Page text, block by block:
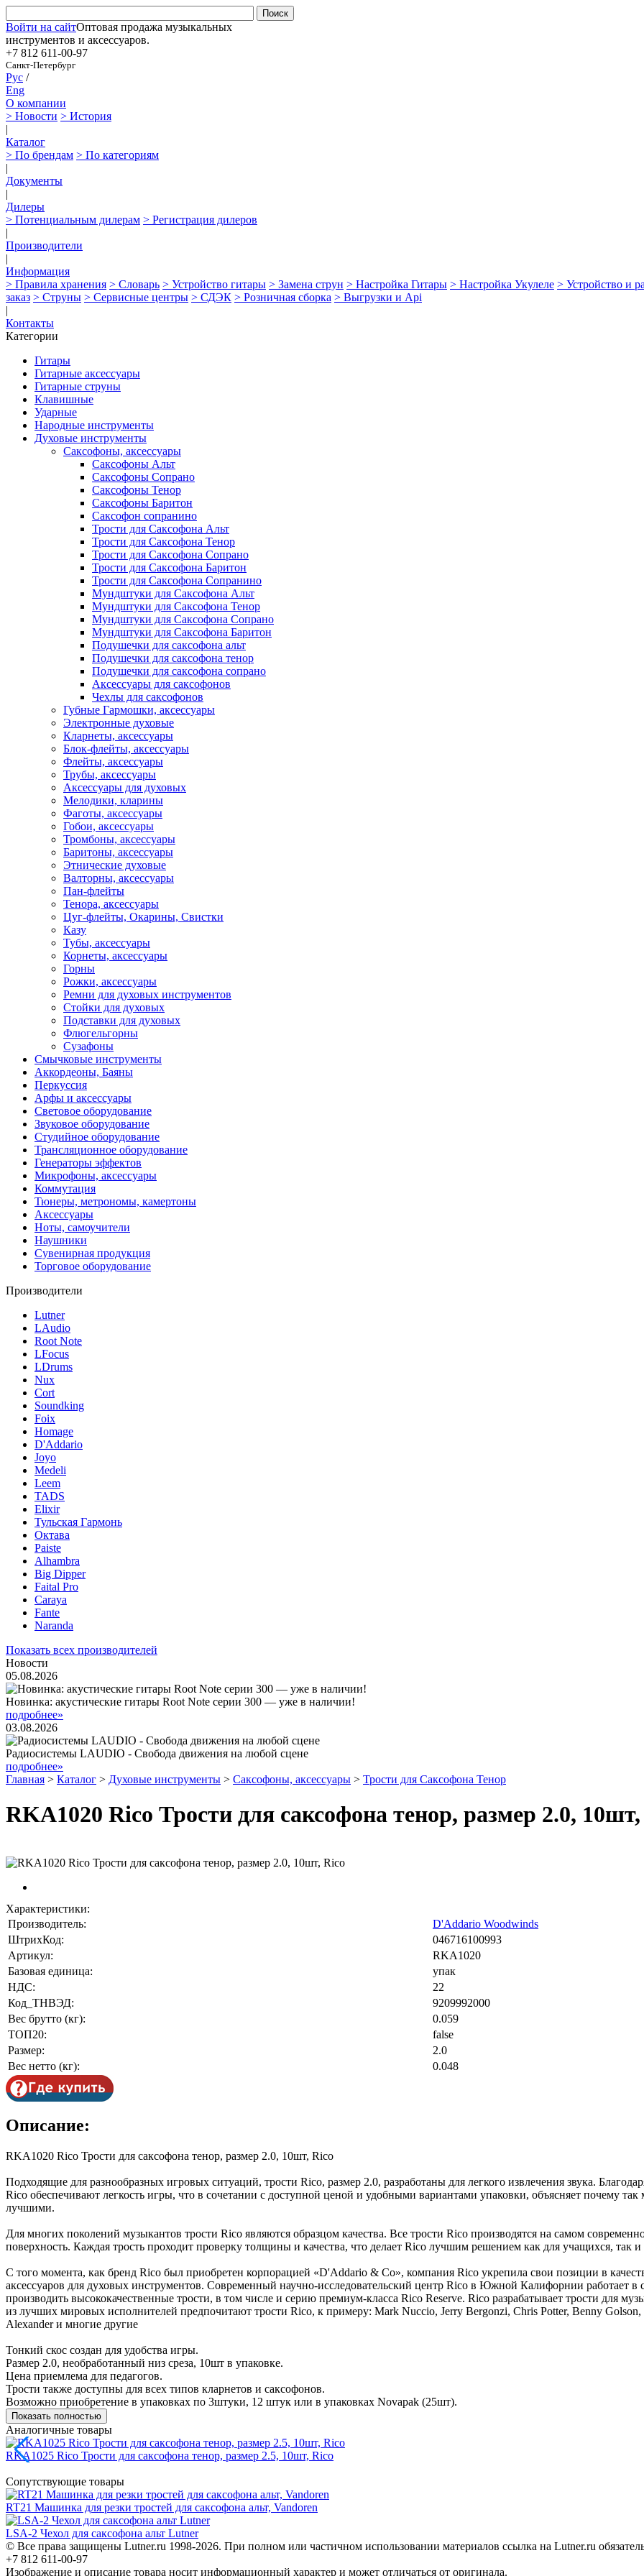
Войти на сайтОптовая продажа музыкальных
инструментов и аксессуаров.
+7 812 611-00-97
Санкт-Петербург
Рус /
Eng
О компании
> Новости > История
|
Каталог
> По брендам > По категориям
|
Документы
|
Дилеры
> Потенциальным дилерам > Регистрация дилеров
|
Производители
|
Информация
> Правила хранения > Словарь > Устройство гитары > Замена струн > Настройка Гитары > Настройка Укулеле > Устройство и
заказ > Струны > Сервисные центры > СДЭК > Розничная сборка > Выгрузки и Api
|
Контакты
Категории
Гитары
Гитарные аксессуары
Гитарные струны
Клавишные
Ударные
Народные инструменты
Духовые инструменты
Саксофоны, аксессуары
Саксофоны Альт
Саксофоны Сопрано
Саксофоны Тенор
Саксофоны Баритон
Саксофон сопранино
Трости для Саксофона Альт
Трости для Саксофона Тенор
Трости для Саксофона Сопрано
Трости для Саксофона Баритон
Трости для Саксофона Сопранино
Мундштуки для Саксофона Альт
Мундштуки для Саксофона Тенор
Мундштуки для Саксофона Сопрано
Мундштуки для Саксофона Баритон
Подушечки для саксофона альт
Подушечки для саксофона тенор
Подушечки для саксофона сопрано
Аксессуары для саксофонов
Чехлы для саксофонов
Губные Гармошки, аксессуары
Электронные духовые
Кларнеты, аксессуары
Блок-флейты, аксессуары
Флейты, аксессуары
Трубы, аксессуары
Аксессуары для духовых
Мелодики, кларины
Фаготы, аксессуары
Гобои, аксессуары
Тромбоны, аксессуары
Баритоны, аксессуары
Этнические духовые
Валторны, аксессуары
Пан-флейты
Тенора, аксессуары
Цуг-флейты, Окарины, Свистки
Казу
Тубы, аксессуары
Корнеты, аксессуары
Горны
Рожки, аксессуары
Ремни для духовых инструментов
Стойки для духовых
Подставки для духовых
Флюгельгорны
Сузафоны
Смычковые инструменты
Аккордеоны, Баяны
Перкуссия
Арфы и аксессуары
Световое оборудование
Звуковое оборудование
Студийное оборудование
Трансляционное оборудование
Генераторы эффектов
Микрофоны, аксессуары
Коммутация
Тюнеры, метрономы, камертоны
Аксессуары
Ноты, самоучители
Наушники
Сувенирная продукция
Торговое оборудование
Производители
Lutner
LAudio
Root Note
LFocus
LDrums
Nux
Cort
Soundking
Foix
Homage
D'Addario
Joyo
Medeli
Leem
TADS
Elixir
Тульская Гармонь
Октава
Paiste
Alhambra
Big Dipper
Faital Pro
Caraya
Fante
Naranda
Показать всех производителей
Новости
05.08.2026
Новинка: акустические гитары Root Note серии 300 — уже в наличии!
подробнее»
03.08.2026
Радиосистемы LAUDIO - Свобода движения на любой сцене
подробнее»
Главная > Каталог > Духовые инструменты > Саксофоны, аксессуары > Трости для Саксофона Тенор
RKA1020 Rico Трости для саксофона тенор, размер 2.0,
Характеристики:
Производитель:
D'Addario Woodwinds
ШтрихКод:
046716100993
Артикул:
RKA1020
Базовая единица:
упак
НДС:
22
Код_ТНВЭД:
9209992000
Вес брутто (кг):
0.059
ТОП20:
false
Размер:
2.0
Вес нетто (кг):
0.048
Описание:
RKA1020 Rico Трости для саксофона тенор, размер 2.0, 10шт, Rico
Подходящие для разнообразных игровых ситуаций, трости Rico, размер 2.0, разработаны для легкого извлечения звука.
Rico обеспечивают легкость игры, что в сочетании с доступной ценой и удобными вариантами упаковки, объясняет почему
лучшими.
Для многих поколений музыкантов трости Rico являются образцом качества. Все трости Rico производятся на самом
поверхность. Каждая трость проходит проверку толщины и качества, что делает Rico лучшим решением как для учащихся, так
С того момента, как бренд Rico был приобретен корпорацией «D'Addario & Co», компания Rico укрепила свои позиции в
аксессуаров для духовых инструментов. Современный научно-исследовательский центр Rico в Южной Калифорнии работает
производить высококачественные трости, в том числе и серию премиум-класса Rico Reserve. Rico разрабатывает трости для
из лучших мировых исполнителей предпочитают трости Rico, к примеру: Mark Nuccio, Jerry Bergonzi, Chris Potter, Benny
Alexander и многие другие
Тонкий скос создан для удобства игры.
Размер 2.0, необработанный низ среза, 10шт в упаковке.
Цена приемлема для педагогов.
Трости также доступны для всех типов кларнетов и саксофонов.
Возможно приобретение в упаковках по 3штуки, 12 штук или в упаковках Novapak (25шт).
Показать полностью
Аналогичные товары
RKA1025 Rico Трости для саксофона тенор, размер 2.5, 10шт, Rico
Сопутствующие товары
RT21 Машинка для резки тростей для саксофона альт, Vandoren
LSA-2 Чехол для саксофона альт Lutner
© Все права защищены Lutner.ru 1998-2026. При полном или частичном использовании материалов ссылка на Lutner.ru
+7 812 611-00-97
Изображение и описание товара носит информационный характер и может отличаться от оригинала.